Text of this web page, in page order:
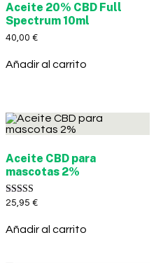
Aceite 20% CBD Full
Spectrum 10ml
40,00 €
Añadir al carrito
Aceite CBD para
mascotas 2%
Valorado con
25,95 €
Añadir al carrito